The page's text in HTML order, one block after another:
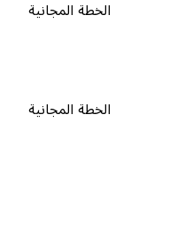
الخطة المجانية
الخطة المجانية